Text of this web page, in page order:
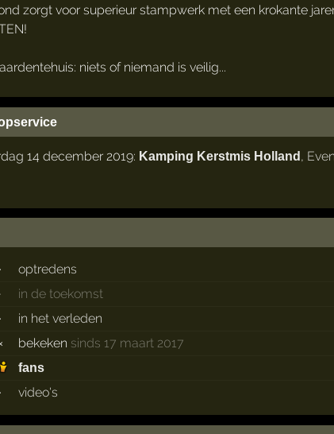
zorgt voor superieur stampwerk met een krokante
niets of niemand is veilig...
14 december 2019: Kamping Kerstmis Holland ,
·
optredens
·
in de toekomst
·
in het verleden
bekeken sinds 17 maart 2017
fans
· video's